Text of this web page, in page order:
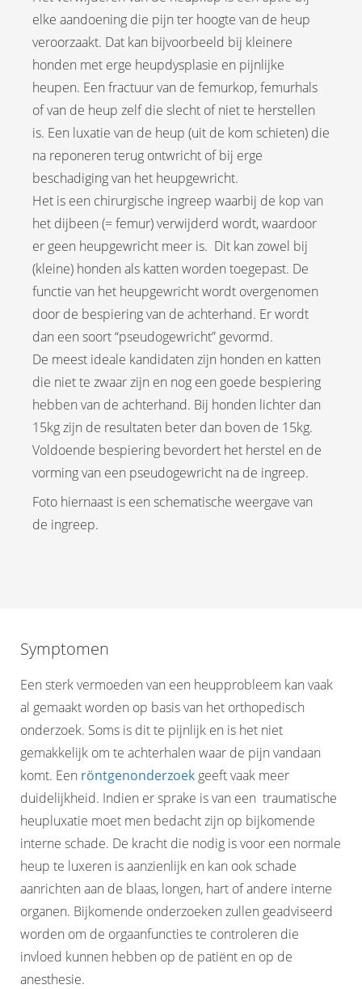
elke aandoening die pijn ter hoogte van de heup
veroorzaakt. Dat kan bijvoorbeeld bij kleinere
honden met erge heupdysplasie en pijnlijke
heupen. Een fractuur van de femurkop, femurhals
of van de heup zelf die slecht of niet te herstellen
is. Een luxatie van de heup (uit de kom schieten) die
na reponeren terug ontwricht of bij erge
beschadiging van het heupgewricht.
Het is een chirurgische ingreep waarbij de kop van
het dijbeen (= femur) verwijderd wordt, waardoor
er geen heupgewricht meer is. Dit kan zowel bij
(kleine) honden als katten worden toegepast. De
functie van het heupgewricht wordt overgenomen
door de bespiering van de achterhand. Er wordt
dan een soort “pseudogewricht” gevormd.
De meest ideale kandidaten zijn honden en katten
die niet te zwaar zijn en nog een goede bespiering
hebben van de achterhand. Bij honden lichter dan
15kg zijn de resultaten beter dan boven de 15kg.
Voldoende bespiering bevordert het herstel en de
vorming van een pseudogewricht na de ingreep.
Foto hiernaast is een schematische weergave van
de ingreep.
Symptomen
Een sterk vermoeden van een heupprobleem kan vaak
al gemaakt worden op basis van het orthopedisch
onderzoek. Soms is dit te pijnlijk en is het niet
gemakkelijk om te achterhalen waar de pijn vandaan
komt. Een röntgenonderzoek geeft vaak meer
duidelijkheid. Indien er sprake is van een traumatische
heupluxatie moet men bedacht zijn op bijkomende
interne schade. De kracht die nodig is voor een normale
heup te luxeren is aanzienlijk en kan ook schade
aanrichten aan de blaas, longen, hart of andere interne
organen. Bijkomende onderzoeken zullen geadviseerd
worden om de orgaanfuncties te controleren die
invloed kunnen hebben op de patiënt en op de
anesthesie.
te
de
Hierdoor
website-